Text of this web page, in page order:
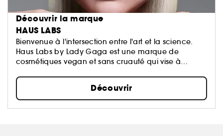
Découvrir la marque
HAUS LABS
Bienvenue à l'intersection entre l'art et la science.
Haus Labs by Lady Gaga est une marque de
cosmétiques vegan et sans cruauté qui vise à
créativité par le biais d'un maquillage de haute
technologie, à haute pigmentation et de haute
performance pour tous.
Découvrir